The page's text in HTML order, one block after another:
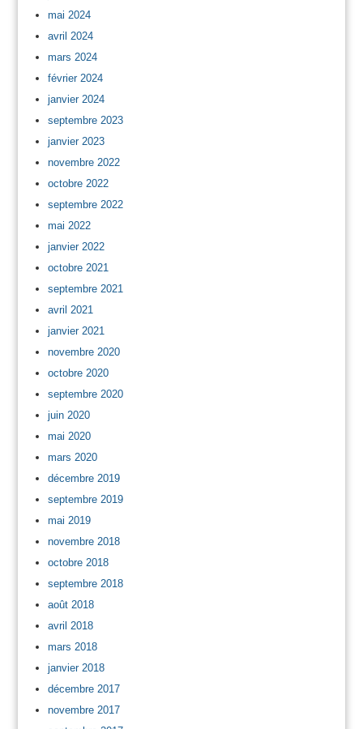
mai 2024
avril 2024
mars 2024
février 2024
janvier 2024
septembre 2023
janvier 2023
novembre 2022
octobre 2022
septembre 2022
mai 2022
janvier 2022
octobre 2021
septembre 2021
avril 2021
janvier 2021
novembre 2020
octobre 2020
septembre 2020
juin 2020
mai 2020
mars 2020
décembre 2019
septembre 2019
mai 2019
novembre 2018
octobre 2018
septembre 2018
août 2018
avril 2018
mars 2018
janvier 2018
décembre 2017
novembre 2017